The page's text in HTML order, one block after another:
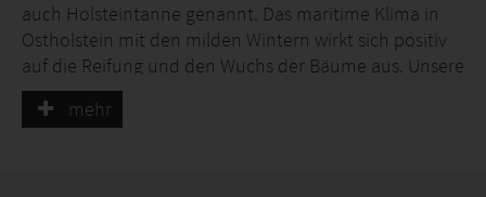
auch Holsteintanne genannt. Das maritime Klima in
Ostholstein mit den milden Wintern wirkt sich positiv
auf die Reifung und den Wuchs der Bäume aus. Unsere
Holsteintannen werden in naturnaher und
umweltschonender Weise produziert und nach
mehr